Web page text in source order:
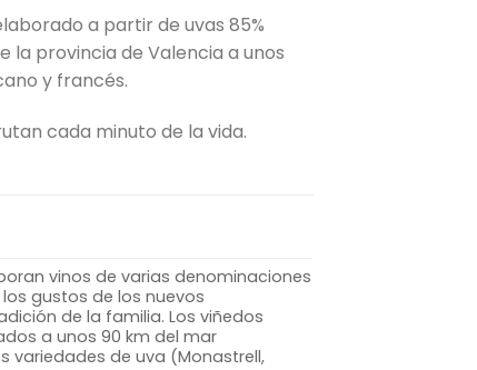
a partir de uvas 85%
la provincia de Valencia a unos
y francés.
cada minuto de la vida.
vinos de varias denominaciones
gustos de los nuevos
de la familia. Los viñedos
a unos 90 km del mar
variedades de uva (Monastrell,